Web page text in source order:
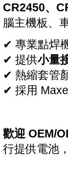
CR2450、
腦主機板、
✔ 專業點焊
✔ 提供小量
✔ 熱縮套管
✔ 採用
歡迎 OEM/
行提供電池